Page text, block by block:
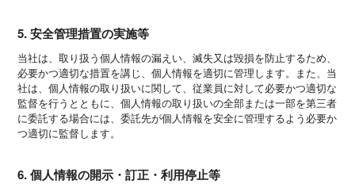
5. 安全管理措置の実施等
当社は、取り扱う個人情報の漏えい、滅失又は毀損を防止するため、
必要かつ適切な措置を講じ、個人情報を適切に管理します。また、当
社は、個人情報の取り扱いに関して、従業員に対して必要かつ適切な
監督を行うとともに、個人情報の取り扱いの全部または一部を第三者
に委託する場合には、委託先が個人情報を安全に管理するよう必要か
つ適切に監督します。
6. 個人情報の開示・訂正・利用停止等